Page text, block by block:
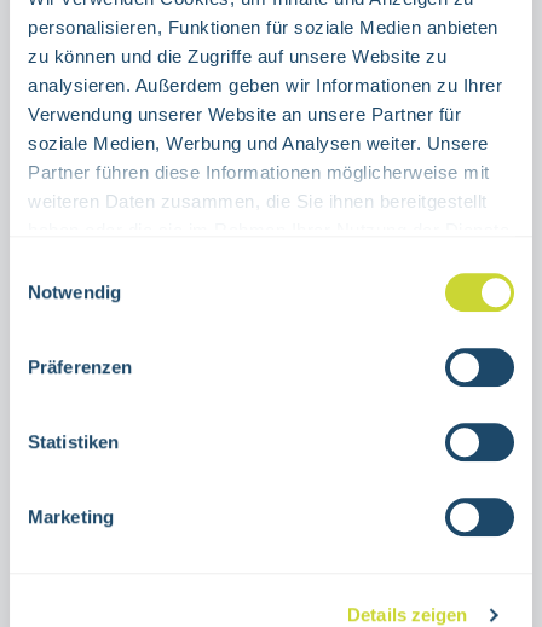
personalisieren, Funktionen für soziale Medien anbieten
zu können und die Zugriffe auf unsere Website zu
analysieren. Außerdem geben wir Informationen zu Ihrer
Verwendung unserer Website an unsere Partner für
soziale Medien, Werbung und Analysen weiter. Unsere
Partner führen diese Informationen möglicherweise mit
weiteren Daten zusammen, die Sie ihnen bereitgestellt
Notwendig
Präferenzen
Statistiken
Marketing
Details zeigen
Größe
10,210,2
10,22
Stück
ADD TO SHOPPING CART
Base nail round 110 mm diameter, height 11
mm loadable up to 10 t class E Luminance
at full charge 1400 mcd/m or base nail s…